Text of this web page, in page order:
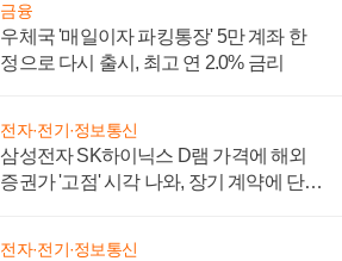
금융
우체국 '매일이자 파킹통장' 5만 계좌 한
정으로 다시 출시, 최고 연 2.0% 금리
전자·전기·정보통신
삼성전자 SK하이닉스 D램 가격에 해외
증권가 '고점' 시각 나와, 장기 계약에 단점
전자·전기·정보통신